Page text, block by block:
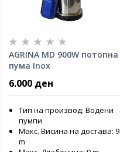
AGRINA MD 900W потопна
пума Inox
6.000 ден
Тип на производ: Водени
пумпи
Макс. Висина на достава: 9
m